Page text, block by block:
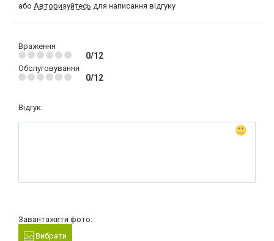
або Авторизуйтесь для написання відгуку
Враження
0/12
Обслуговування
0/12
Відгук:
Завантажити фото:
Вибрати